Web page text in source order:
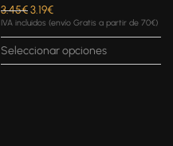
Valorado con
3.45€3.19€
IVA incluidos (envío Gratis a partir de 70€)
Seleccionar opciones